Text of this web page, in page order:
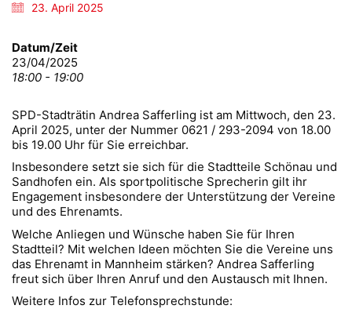
23. April 2025
Datum/Zeit
23/04/2025
18:00 - 19:00
SPD-Stadträtin Andrea Safferling ist am Mittwoch, den 23.
April 2025, unter der Nummer 0621 / 293-2094 von 18.00
bis 19.00 Uhr für Sie erreichbar.
Insbesondere setzt sie sich für die Stadtteile Schönau und
Sandhofen ein. Als sportpolitische Sprecherin gilt ihr
Engagement insbesondere der Unterstützung der Vereine
und des Ehrenamts.
Welche Anliegen und Wünsche haben Sie für Ihren
Stadtteil? Mit welchen Ideen möchten Sie die Vereine uns
das Ehrenamt in Mannheim stärken? Andrea Safferling
freut sich über Ihren Anruf und den Austausch mit Ihnen.
Weitere Infos zur Telefonsprechstunde: